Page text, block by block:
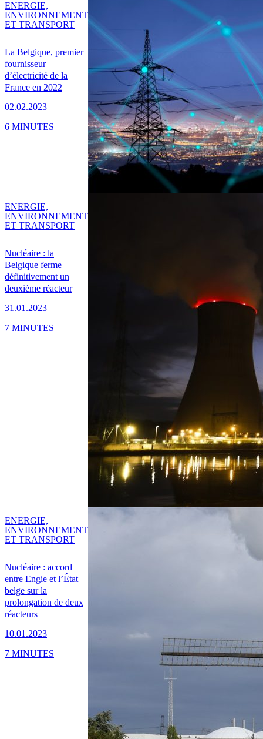
La Belgique, premier
fournisseur
d’électricité de la
France en 2022
02.02.2023
ENERGIE,
ENVIRONNEMENT
ET TRANSPORT
6 MINUTES
Nucléaire : la
Belgique ferme
définitivement un
deuxième réacteur
31.01.2023
ENERGIE,
ENVIRONNEMENT
ET TRANSPORT
7 MINUTES
Nucléaire : accord
entre Engie et l’État
belge sur la
prolongation de deux
réacteurs
10.01.2023
ENERGIE,
ENVIRONNEMENT
ET TRANSPORT
7 MINUTES